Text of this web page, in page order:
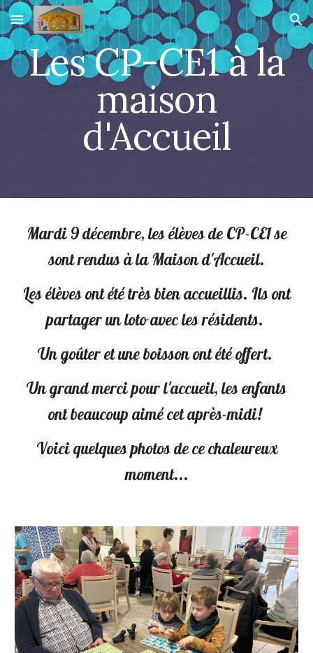
Skip to main content Skip to navigation
Les CP-CE1 à la
maison
d'Accueil
Mardi 9 décembre, les élèves de CP-CE1 se
sont rendus à la Maison d'Accueil.
Les élèves ont été très bien accueillis. Ils ont
partager un loto avec les résidents.
Un goûter et une boisson ont été offert.
Un grand merci pour l'accueil, les enfants
ont beaucoup aimé cet après-midi!
Voici quelques photos de ce chaleureux
moment...